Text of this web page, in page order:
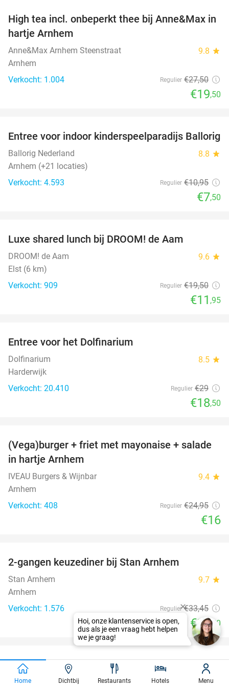
29%
High tea incl. onbeperkt thee bij Anne&Max in
hartje Arnhem
Anne&Max Arnhem Steenstraat 9.8 star
Arnhem
Verkocht: 1.004
Regulier €27,50
€19,50
32%
Entree voor indoor kinderspeelparadijs Ballorig
Ballorig Nederland 8.8 star
Arnhem (+21 locaties)
Verkocht: 4.593
Regulier €10,95
€7,50
Luxe shared lunch bij DROOM! de Aam
DROOM! de Aam 9.6 star
Elst (6 km)
Verkocht: 909
Regulier €19,50
€11 ,95
Entree voor het Dolfinarium
Dolfinarium 8.5 star
Harderwijk
Verkocht: 20.410
Regulier €29
€18,50
36%
(Vega)burger + friet met mayonaise + salade
in hartje Arnhem
IVEAU Burgers & Wijnbar 9.4 star
Arnhem
Verkocht: 408
Regulier €24,95
€16
2-gangen keuzediner bij Stan Arnhem
Stan Arnhem 9.7 star
Arnhem
Verkocht: 1.576
Regulier €33,45
€19,50
46%
favorite_border
4-gangen keuzediner bij De Beren
De Beren Doetinchem 9.3star
Home Dichtbij Restaurants Hotels Menu
Hoi, onze klantenservice is open,
dus als je een vraag hebt helpen
we je graag!